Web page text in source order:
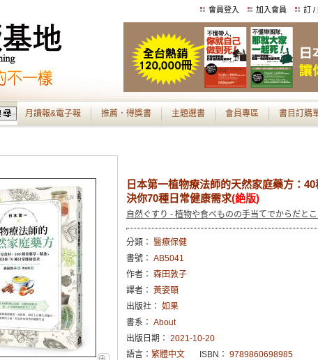
會員登入 加入會員 訂 /
月讀報&電子報 推薦．得獎書 主題選書 會員專區 書目訂購
日本第一植物療法師的天然家庭藥方：
決你70種日常健康需求(絶版)
自然ぐすり - 植物や食べものの手当てでからだと
分類： 醫療保健
書號： AB5041
作者： 森田敦子
譯者： 黃姿頤
出版社： 如果
書系： About
出版日期： 2021-10-20
語言： 繁體中文 ISBN： 9789860698985